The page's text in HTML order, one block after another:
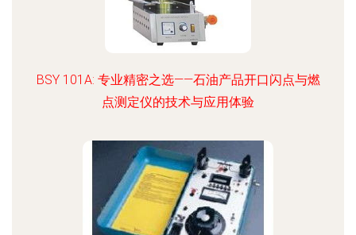
BSY 101A: 专业精密之选——石油产品开口闪点与燃
点测定仪的技术与应用体验